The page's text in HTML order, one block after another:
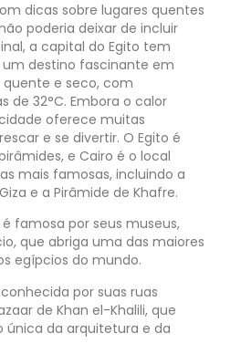
dicas sobre lugares quentes
poderia deixar de incluir
a capital do Egito tem
destino fascinante em
e seco, com
de 32°C. Embora o calor
oferece muitas
e se divertir. O Egito é
e Cairo é o local
mais famosas, incluindo a
e a Pirâmide de Khafre.
famosa por seus museus,
que abriga uma das maiores
egípcios do mundo.
por suas ruas
de Khan el-Khalili, que
da arquitetura e da